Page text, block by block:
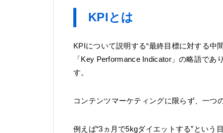
KPIとは
KPIについて説明する“最終目標に対する中
「Key Performance Indicator」の略語であ
す。
コンテンツマーケティングに限らず、一つ
例えば“3ヵ月で5kgダイエットする”という